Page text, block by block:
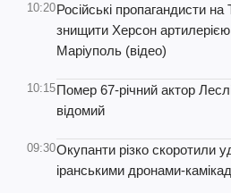
10:20Російські пропагандисти
знищити Херсон артилерією
Маріуполь (відео)
10:15Помер 67-річний актор
відомий
09:30Окупанти різко скоротили
іранськими дронами-